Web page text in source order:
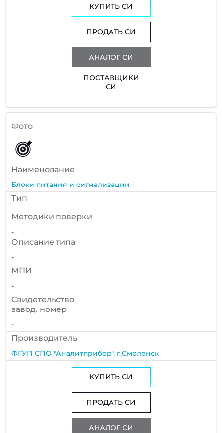
КУПИТЬ СИ
ПРОДАТЬ СИ
АНАЛОГ СИ
ПОСТАВЩИКИ
СИ
Фото
Наименование
Блоки питания и сигнализации
Тип
Методики поверки
-
Описание типа
-
МПИ
-
Cвидетельство
завод. номер
-
Производитель
ФГУП СПО "Аналитприбор", г.Смоленск
КУПИТЬ СИ
ПРОДАТЬ СИ
АНАЛОГ СИ